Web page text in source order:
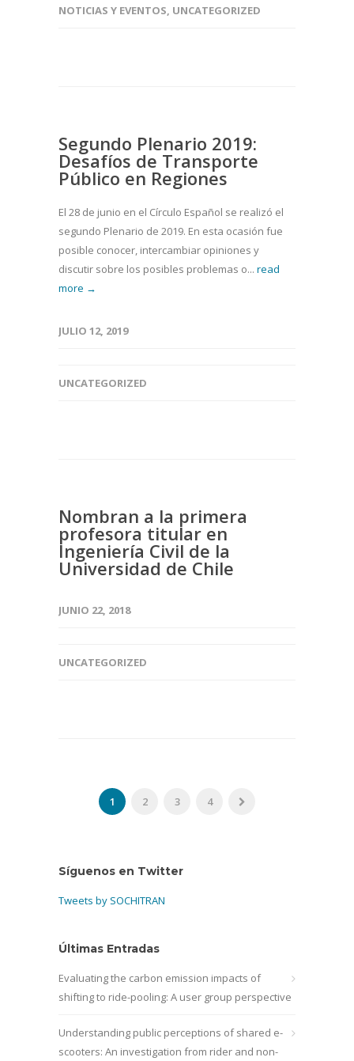
NOTICIAS Y EVENTOS, UNCATEGORIZED
Segundo Plenario 2019:
Desafíos de Transporte
Público en Regiones
El 28 de junio en el Círculo Español se realizó el
segundo Plenario de 2019. En esta ocasión fue
posible conocer, intercambiar opiniones y
discutir sobre los posibles problemas o... read
more →
JULIO 12, 2019
UNCATEGORIZED
Nombran a la primera
profesora titular en
Ingeniería Civil de la
Universidad de Chile
JUNIO 22, 2018
UNCATEGORIZED
1 2 3 4
Síguenos en Twitter
Tweets by SOCHITRAN
Últimas Entradas
Evaluating the carbon emission impacts of
shifting to ride-pooling: A user group perspective
Understanding public perceptions of shared e-
scooters: An investigation from rider and non-